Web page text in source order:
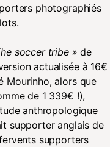
photographiés
soccer tribe » de
actualisée à 16€
Mourinho, alors que
de 1 339€ !),
anthropologique
supporter anglais de
supporters